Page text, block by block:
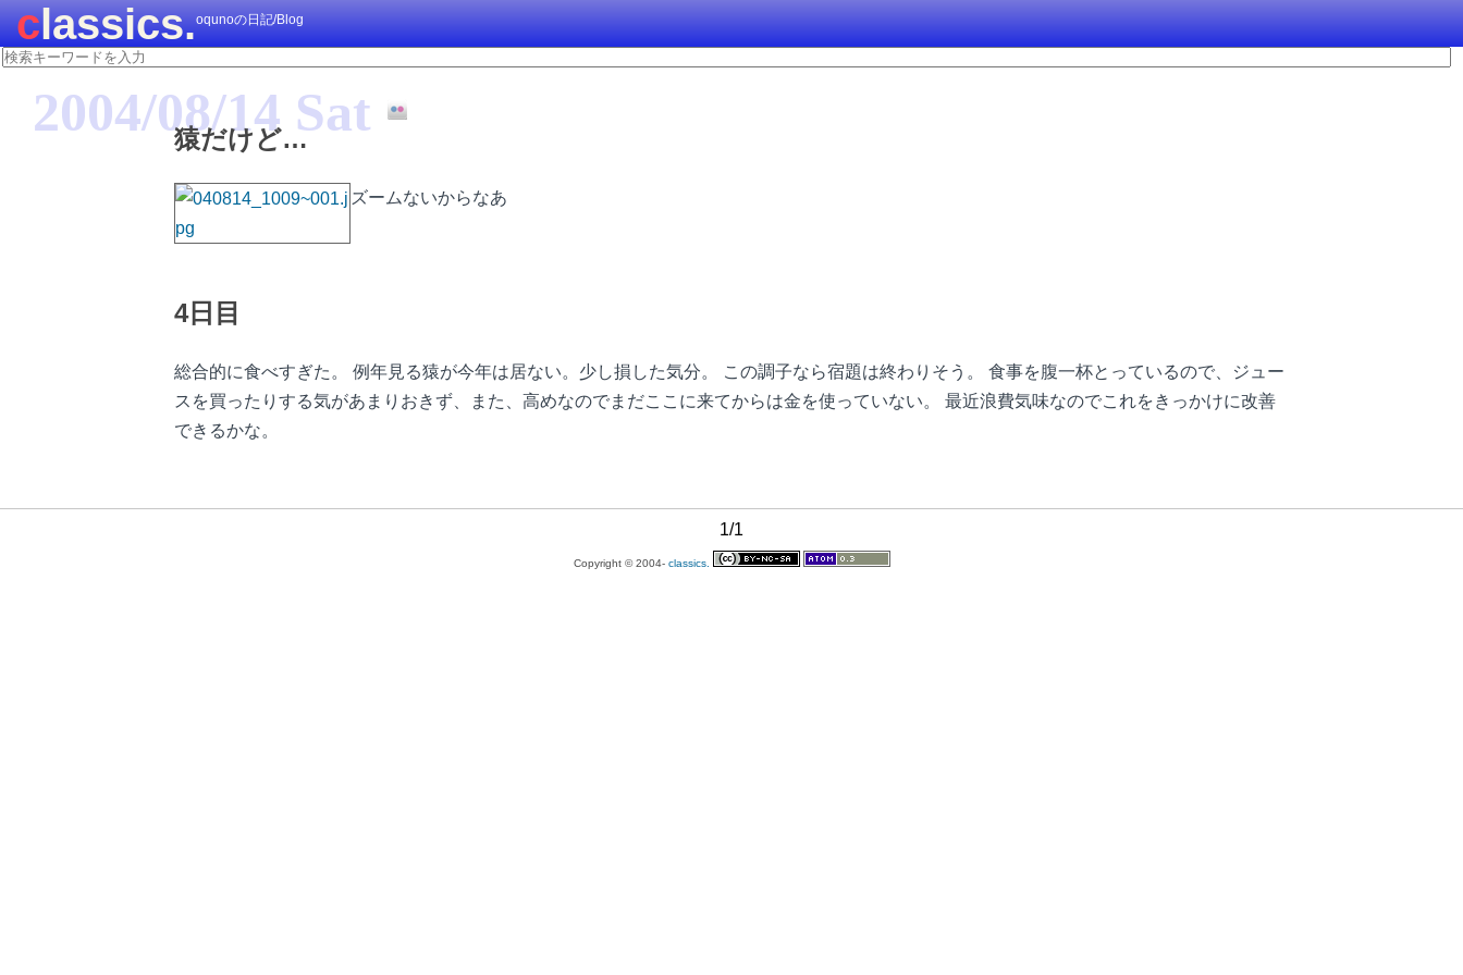
classics.oqunoの日記/Blog
2004/08/14 Sat
猿だけど…
ズームないからなあ
4日目
総合的に食べすぎた。 例年見る猿が今年は居ない。少し損した気分。 この調子なら宿題は終わりそう。 食事を腹一杯とっているので、ジュー
スを買ったりする気があまりおきず、また、高めなのでまだここに来てからは金を使っていない。 最近浪費気味なのでこれをきっかけに改善
できるかな。
1/1
Copyright © 2004- classics.